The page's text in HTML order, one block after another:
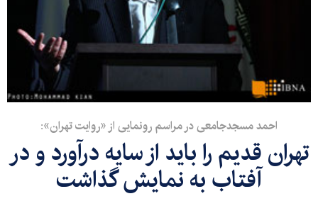
احمد مسجدجامعی در مراسم رونمایی از «روایت تهران»:
تهران قدیم را باید از سایه درآورد و در
آفتاب به نمایش گذاشت